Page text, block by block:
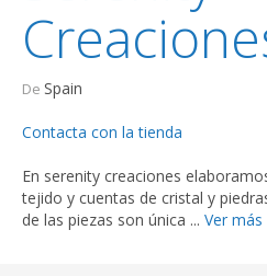
De Spain
Contacta con la tienda
En serenity creaciones
tejido y cuentas de cristal y
de las piezas son única ... Ver más